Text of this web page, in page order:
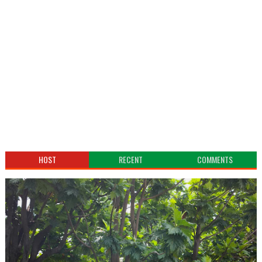
HOST RECENT COMMENTS